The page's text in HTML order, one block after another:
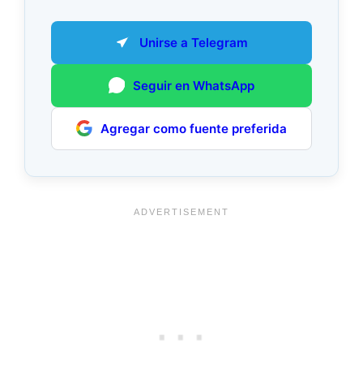
Unirse a Telegram
Seguir en WhatsApp
Agregar como fuente preferida